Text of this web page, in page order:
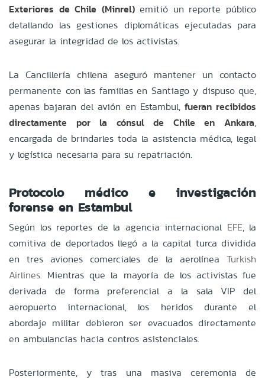
Exteriores de Chile (Minrel)emitió un reporte público
detallando las gestiones diplomáticas ejecutadas para
asegurar la integridad de los activistas.
La Cancillería chilena aseguró mantener un contacto
permanente con las familias en Santiago y dispuso que,
apenas bajaran del avión en Estambul, fueran recibidos
directamente por la cónsul de Chile en Ankara,
encargada de brindarles toda la asistencia médica, legal
y logística necesaria para su repatriación.
Protocolo médico e investigación
forense en Estambul
Según los reportes de la agencia internacional EFE, la
comitiva de deportados llegó a la capital turca dividida
en tres aviones comerciales de la aerolínea Turkish
Airlines. Mientras que la mayoría de los activistas fue
derivada de forma preferencial a la sala VIP del
aeropuerto internacional, los heridos durante el
abordaje militar debieron ser evacuados directamente
en ambulancias hacia centros asistenciales.
Posteriormente, y tras una masiva ceremonia de